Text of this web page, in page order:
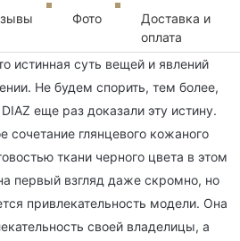
Фото
Доставка и
оплата
истинная суть вещей и явлений
Не будем спорить, тем более,
еще раз доказали эту истину.
сочетание глянцевого кожаного
ткани черного цвета в этом
первый взгляд даже скромно, но
привлекательность модели. Она
своей владелицы, а